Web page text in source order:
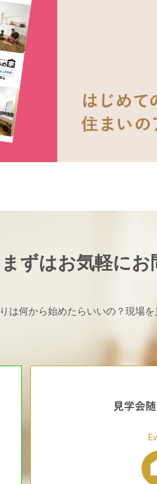
まずはお気軽にお
は何から始めたらいいの？現場